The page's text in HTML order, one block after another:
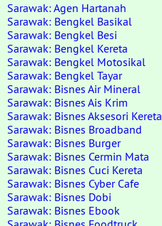
Sarawak: Agen Hartanah
Sarawak: Bengkel Basikal
Sarawak: Bengkel Besi
Sarawak: Bengkel Kereta
Sarawak: Bengkel Motosikal
Sarawak: Bengkel Tayar
Sarawak: Bisnes Air Mineral
Sarawak: Bisnes Ais Krim
Sarawak: Bisnes Aksesori Kereta
Sarawak: Bisnes Broadband
Sarawak: Bisnes Burger
Sarawak: Bisnes Cermin Mata
Sarawak: Bisnes Cuci Kereta
Sarawak: Bisnes Cyber Cafe
Sarawak: Bisnes Dobi
Sarawak: Bisnes Ebook